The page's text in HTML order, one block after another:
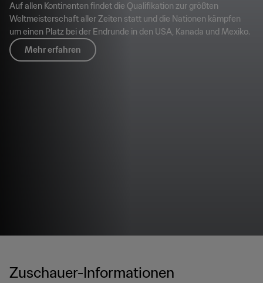
Auf allen Kontinenten findet die Qualifikation zur größten
Weltmeisterschaft aller Zeiten statt und die Nationen kämpfen
um einen Platz bei der Endrunde in den USA, Kanada und Mexiko.
Mehr erfahren
Zuschauer-Informationen